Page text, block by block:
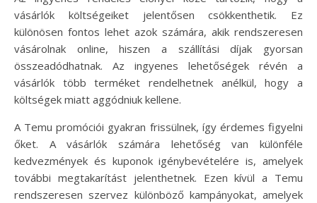
vásárlók költségeiket jelentősen csökkenthetik. Ez
különösen fontos lehet azok számára, akik rendszeresen
vásárolnak online, hiszen a szállítási díjak gyorsan
összeadódhatnak. Az ingyenes lehetőségek révén a
vásárlók több terméket rendelhetnek anélkül, hogy a
költségek miatt aggódniuk kellene.
A Temu promóciói gyakran frissülnek, így érdemes figyelni
őket. A vásárlók számára lehetőség van különféle
kedvezmények és kuponok igénybevételére is, amelyek
további megtakarítást jelenthetnek. Ezen kívül a Temu
rendszeresen szervez különböző kampányokat, amelyek